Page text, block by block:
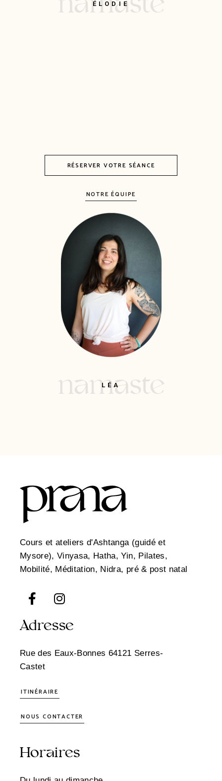
ÉLODIE
RÉSERVER VOTRE SÉANCE
NOTRE ÉQUIPE
LÉA
Cours et ateliers d'Ashtanga (guidé et
Mysore), Vinyasa, Hatha, Yin, Pilates,
Mobilité, Méditation, Nidra, pré & post natal
Adresse
Rue des Eaux-Bonnes 64121 Serres-
Castet
ITINÉRAIRE
NOUS CONTACTER
Horaires